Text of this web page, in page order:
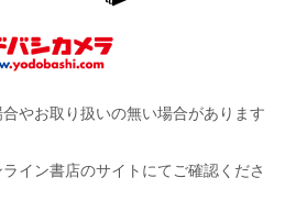
やお取り扱いの無い場合があります
イン書店のサイトにてご確認くださ